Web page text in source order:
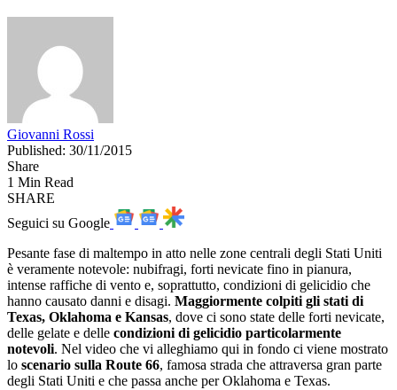
Giovanni Rossi
Published: 30/11/2015
Share
1 Min Read
SHARE
Seguici su Google
Pesante fase di maltempo in atto nelle zone centrali degli Stati Uniti
è veramente notevole: nubifragi, forti nevicate fino in pianura,
intense raffiche di vento e, soprattutto, condizioni di gelicidio che
hanno causato danni e disagi. Maggiormente colpiti gli stati di
Texas, Oklahoma e Kansas, dove ci sono state delle forti nevicate,
delle gelate e delle condizioni di gelicidio particolarmente
notevoli. Nel video che vi alleghiamo qui in fondo ci viene mostrato
lo scenario sulla Route 66, famosa strada che attraversa gran parte
degli Stati Uniti e che passa anche per Oklahoma e Texas.